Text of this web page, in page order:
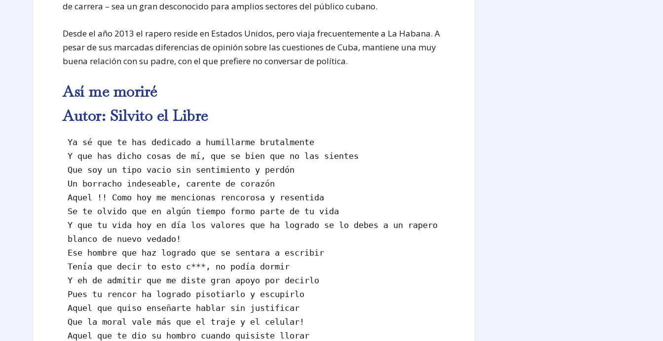
de carrera – sea un gran desconocido para amplios sectores del público cubano.
Desde el año 2013 el rapero reside en Estados Unidos, pero viaja frecuentemente a La Habana. A
pesar de sus marcadas diferencias de opinión sobre las cuestiones de Cuba, mantiene una muy
buena relación con su padre, con el que prefiere no conversar de política.
Así me moriré
Autor: Silvito el Libre
Ya sé que te has dedicado a humillarme brutalmente
Y que has dicho cosas de mí, que se bien que no las sientes
Que soy un tipo vacio sin sentimiento y perdón
Un borracho indeseable, carente de corazón
Aquel !! Como hoy me mencionas rencorosa y resentida
Se te olvido que en algún tiempo formo parte de tu vida
Y que tu vida hoy en día los valores que ha logrado se lo debes a un rapero
blanco de nuevo vedado!
Ese hombre que haz logrado que se sentara a escribir
Tenía que decir to esto c***, no podía dormir
Y eh de admitir que me diste gran apoyo por decirlo
Pues tu rencor ha logrado pisotiarlo y escupirlo
Aquel que quiso enseñarte hablar sin justificar
Que la moral vale más que el traje y el celular!
Aquel que te dio su hombro cuando quisiste llorar